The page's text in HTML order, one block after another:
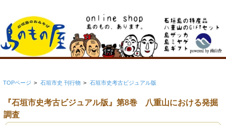
TOPページ > 石垣市史 刊行物 > 石垣市史考古ビジュアル版
『石垣市史考古ビジュアル版』第8巻 八重山における発掘
調査